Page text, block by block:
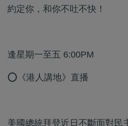
約定你，和你不吐不快！
逢星期一至五 6:00PM
⭕《港人講地》直播
美國總統拜登近日不斷面對民